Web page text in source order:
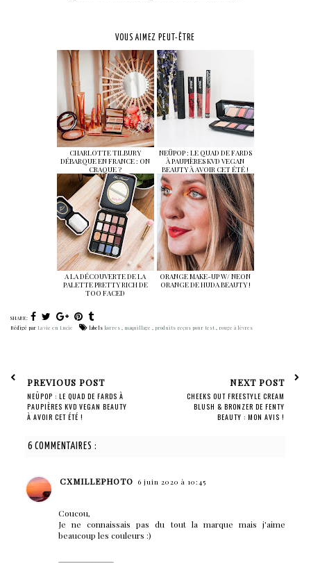
VOUS AIMEZ PEUT-ÊTRE
CHARLOTTE TILBURY
DÉBARQUE EN FRANCE : ON
CRAQUE ?
NEÜPOP : LE QUAD DE FARDS
À PAUPIÈRES KVD VEGAN
BEAUTY À AVOIR CET ÉTÉ !
A LA DÉCOUVERTE DE LA
PALETTE PRETTY RICH DE
TOO FACED
ORANGE MAKE-UP W/ NEON
ORANGE DE HUDA BEAUTY !
SHARE:
Rédigé par La vie en Lucie labels korres maquillage produits reçus pour test rouge à lèvres
PREVIOUS POST
NEÜPOP : LE QUAD DE FARDS À
PAUPIÈRES KVD VEGAN BEAUTY
À AVOIR CET ÉTÉ !
NEXT POST
CHEEKS OUT FREESTYLE CREAM
BLUSH & BRONZER DE FENTY
BEAUTY : MON AVIS !
6 COMMENTAIRES :
CXMILLEPHOTO 6 juin 2020 à 10:45
Coucou,
Je ne connaissais pas du tout la marque mais j'aime
beaucoup les couleurs :)